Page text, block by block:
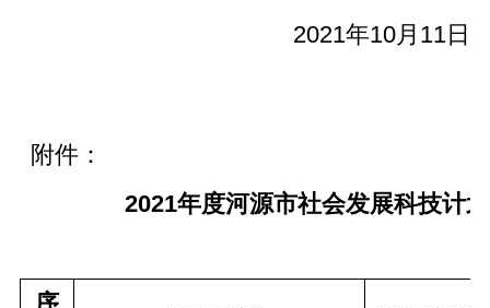
2021年10月11日
附件：
2021年度河源市社会发展科技计